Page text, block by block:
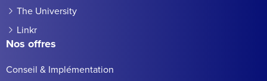
The University
Linkr
Nos offres
Conseil & Implémentation